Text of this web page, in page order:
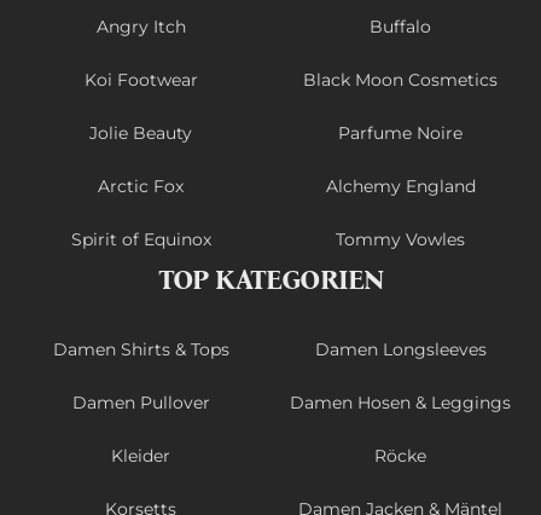
Angry Itch Buffalo
Koi Footwear Black Moon Cosmetics
Jolie Beauty Parfume Noire
Arctic Fox Alchemy England
Spirit of Equinox Tommy Vowles
TOP KATEGORIEN
Damen Shirts & Tops Damen Longsleeves
Damen Pullover Damen Hosen & Leggings
Kleider Röcke
Korsetts Damen Jacken & Mäntel